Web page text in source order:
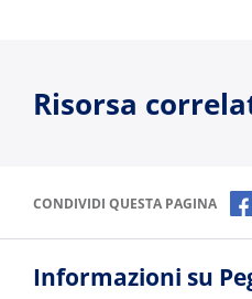
Risorsa
CONDIVIDI QUESTA PAGINA
Informazioni su